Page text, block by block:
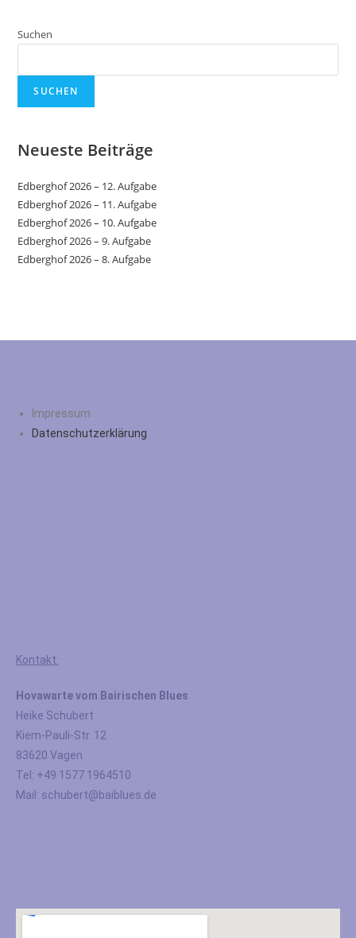
Suchen
SUCHEN
Neueste Beiträge
Edberghof 2026 – 12. Aufgabe
Edberghof 2026 – 11. Aufgabe
Edberghof 2026 – 10. Aufgabe
Edberghof 2026 – 9. Aufgabe
Edberghof 2026 – 8. Aufgabe
Impressum
Datenschutzerklärung
Kontakt:
Hovawarte vom Bairischen Blues
Heike Schubert
Kiem-Pauli-Str. 12
83620 Vagen
Tel: +49 1577 1964510
Mail: schubert@baiblues.de